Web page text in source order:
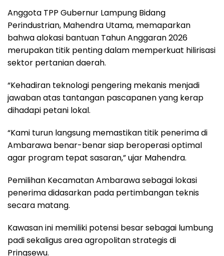
Anggota TPP Gubernur Lampung Bidang
Perindustrian, Mahendra Utama, memaparkan
bahwa alokasi bantuan Tahun Anggaran 2026
merupakan titik penting dalam memperkuat hilirisasi
sektor pertanian daerah.
“Kehadiran teknologi pengering mekanis menjadi
jawaban atas tantangan pascapanen yang kerap
dihadapi petani lokal.
“Kami turun langsung memastikan titik penerima di
Ambarawa benar-benar siap beroperasi optimal
agar program tepat sasaran,” ujar Mahendra.
Pemilihan Kecamatan Ambarawa sebagai lokasi
penerima didasarkan pada pertimbangan teknis
secara matang.
Kawasan ini memiliki potensi besar sebagai lumbung
padi sekaligus area agropolitan strategis di
Pringsewu.